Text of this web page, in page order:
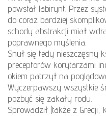
powstał labirynt. Przez
do coraz bardziej
schody abstrakcji miał
poprawnego myślenia.
Snuł się tedy nieszczęsny
preceptorów korytarzami
okiem patrzył na
Wyczerpawszy wszystkie
pozbyć się zakały rodu.
Sprowadził (także z Grecji,